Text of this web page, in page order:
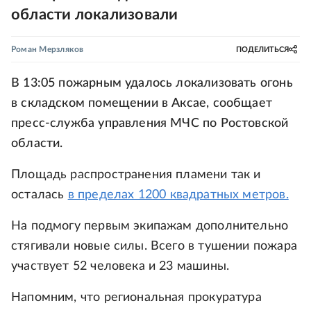
области локализовали
Роман Мерзляков ПОДЕЛИТЬСЯ
В 13:05 пожарным удалось локализовать огонь
в складском помещении в Аксае, сообщает
пресс-служба управления МЧС по Ростовской
области.
Площадь распространения пламени так и
осталась в пределах 1200 квадратных метров.
На подмогу первым экипажам дополнительно
стягивали новые силы. Всего в тушении пожара
участвует 52 человека и 23 машины.
Напомним, что региональная прокуратура